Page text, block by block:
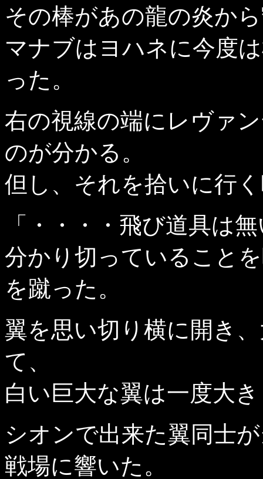
その棒があの龍の炎か
マナブはヨハネに今度
った。
右の視線の端にレヴァ
のが分かる。
但し、それを拾いに行
「・・・・飛び道具は
分かり切っていること
を蹴った。
翼を思い切り横に開き
て、
白い巨大な翼は一度大
シオンで出来た翼同士
戦場に響いた。